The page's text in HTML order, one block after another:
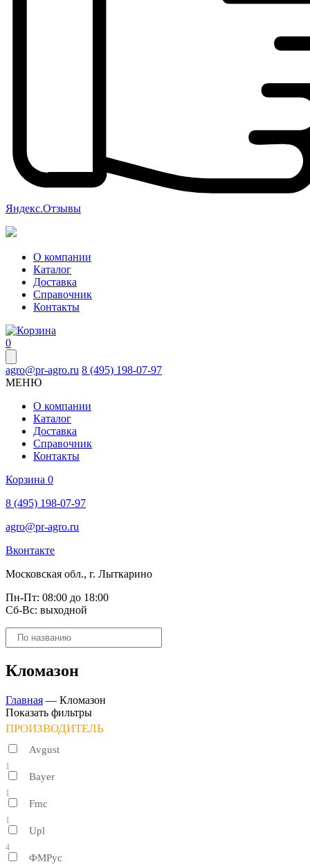
Яндекс.Отзывы
О компании
Каталог
Доставка
Справочник
Контакты
0
agro@pr-agro.ru 8 (495) 198-07-97
МЕНЮ
О компании
Каталог
Доставка
Справочник
Контакты
Корзина 0
8 (495) 198-07-97
agro@pr-agro.ru
Вконтакте
Московская обл., г. Лыткарино
Пн-Пт: 08:00 до 18:00
Сб-Вс: выходной
Поиск
товаров
Кломазон
Главная — Кломазон
Показать фильтры
ПРОИЗВОДИТЕЛЬ
Avgust
1
Bayer
1
Fmc
1
Upl
4
ФМРус